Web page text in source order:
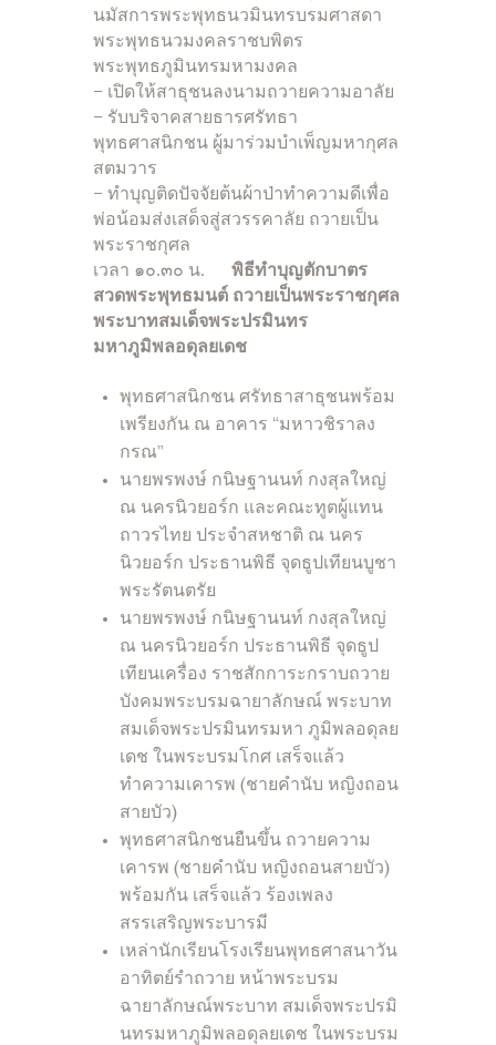
นมัสการพระพุทธนวมินทรบรมศาสดา
พระพุทธนวมงคลราชบพิตร
พระพุทธภูมินทรมหามงคล
– เปิดให้สาธุชนลงนามถวายความอาลัย
– รับบริจาคสายธารศรัทธา
พุทธศาสนิกชน ผู้มาร่วมบำเพ็ญมหากุศล
สตมวาร
– ทำบุญติดปัจจัยต้นผ้าป่าทำความดีเพื่อ
พ่อน้อมส่งเสด็จสู่สวรรคาลัย ถวายเป็น
พระราชกุศล
เวลา ๑๐.๓๐ น. พิธีทำบุญตักบาตร
สวดพระพุทธมนต์ ถวายเป็นพระราชกุศล
พระบาทสมเด็จพระปรมินทร
มหาภูมิพลอดุลยเดช
พุทธศาสนิกชน ศรัทธาสาธุชนพร้อม
เพรียงกัน ณ อาคาร “มหาวชิราลง
กรณ”
นายพรพงษ์ กนิษฐานนท์ กงสุลใหญ่
ณ นครนิวยอร์ก และคณะทูตผู้แทน
ถาวรไทย ประจำสหชาติ ณ นคร
นิวยอร์ก ประธานพิธี จุดธูปเทียนบูชา
พระรัตนตรัย
นายพรพงษ์ กนิษฐานนท์ กงสุลใหญ่
ณ นครนิวยอร์ก ประธานพิธี จุดธูป
เทียนเครื่อง ราชสักการะกราบถวาย
บังคมพระบรมฉายาลักษณ์ พระบาท
สมเด็จพระปรมินทรมหา ภูมิพลอดุลย
เดช ในพระบรมโกศ เสร็จแล้ว
ทำความเคารพ (ชายคำนับ หญิงถอน
สายบัว)
พุทธศาสนิกชนยืนขึ้น ถวายความ
เคารพ (ชายคำนับ หญิงถอนสายบัว)
พร้อมกัน เสร็จแล้ว ร้องเพลง
สรรเสริญพระบารมี
เหล่านักเรียนโรงเรียนพุทธศาสนาวัน
อาทิตย์รำถวาย หน้าพระบรม
ฉายาลักษณ์พระบาท สมเด็จพระปรมิ
นทรมหาภูมิพลอดุลยเดช ในพระบรม